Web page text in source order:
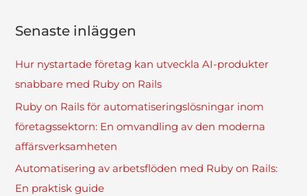
Senaste inläggen
Hur nystartade företag kan utveckla AI-produkter
snabbare med Ruby on Rails
Ruby on Rails för automatiseringslösningar inom
företagssektorn: En omvandling av den moderna
affärsverksamheten
Automatisering av arbetsflöden med Ruby on Rails:
En praktisk guide